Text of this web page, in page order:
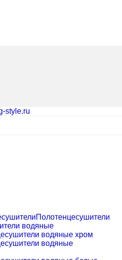
Полотенцесушители
водяные
водяные хром
водяные